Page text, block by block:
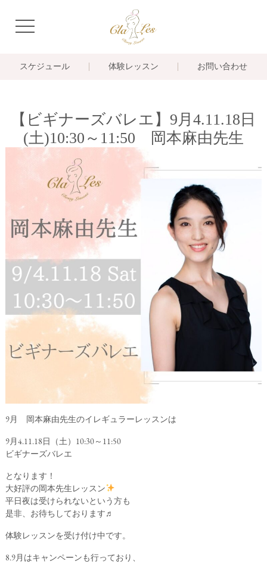
navigation
スケジュール 体験レッスン お問い合わせ
【ビギナーズバレエ】9月4.11.18日
(土)10:30～11:50 岡本麻由先生
9月 岡本麻由先生のイレギュラーレッスンは
9月4.11.18日（土）10:30～11:50
ビギナーズバレエ
となります！
大好評の岡本先生レッスン
平日夜は受けられないという方も
是非、お待ちしております♬
体験レッスンを受け付け中です。
8.9月はキャンペーンも行っており、